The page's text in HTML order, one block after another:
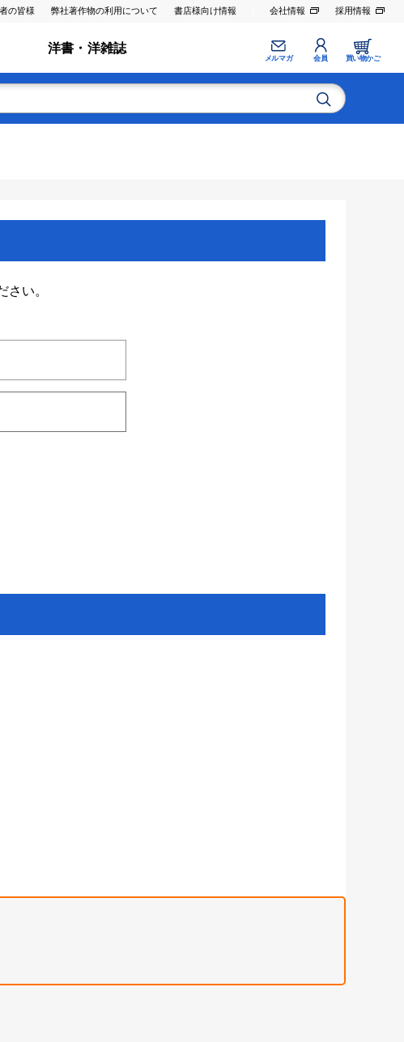
の皆様 弊社著作物の利用について 書店様向け情報 会社情報 採用情報
洋書・洋雑誌
メルマガ 会員 買い物かご
さい。